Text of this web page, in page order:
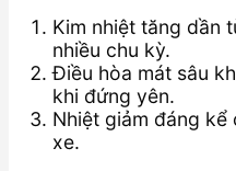
Kim nhiệt tăng dần
nhiều chu kỳ.
Điều hòa mát sâu
khi đứng yên.
Nhiệt giảm đáng
xe.